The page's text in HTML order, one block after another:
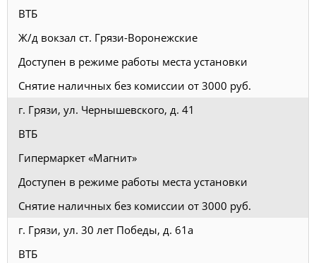
ВТБ
Ж/д вокзал ст. Грязи-Воронежские
Доступен в режиме работы места установки
Снятие наличных без комиссии от 3000 руб.
г. Грязи, ул. Чернышевского, д. 41
ВТБ
Гипермаркет «Магнит»
Доступен в режиме работы места установки
Снятие наличных без комиссии от 3000 руб.
г. Грязи, ул. 30 лет Победы, д. 61а
ВТБ